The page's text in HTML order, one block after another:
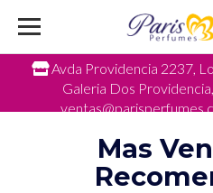
Avda Providencia 2237,
Galeria Dos
Mas